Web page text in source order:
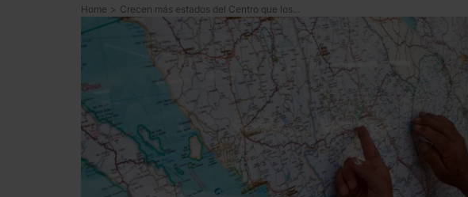
Home > Crecen más estados del Centro que los del Norte